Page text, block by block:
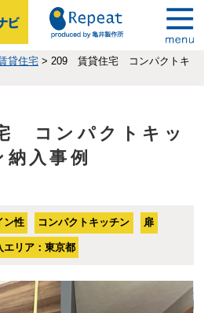
貸住宅> 209 賃貸住宅 コンパクトキ
コンパクトキッ
納入事例
ン性 コンパクトキッチン 扉
エリア：東京都